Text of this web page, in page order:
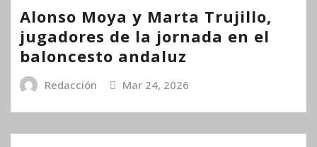
Alonso Moya y Marta Trujillo,
jugadores de la jornada en el
baloncesto andaluz
Redacción Mar 24, 2026